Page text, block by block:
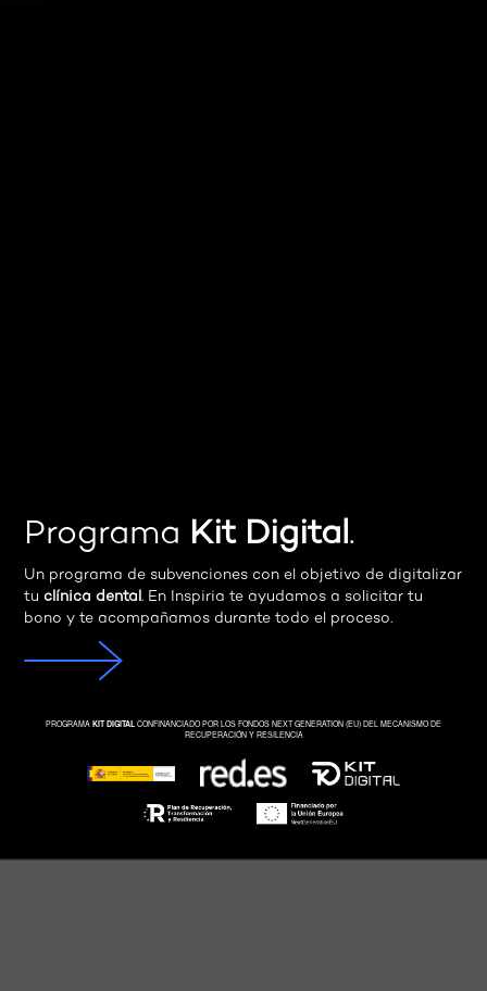
Programa Kit Digital.
Un programa de subvenciones con el objetivo de digitalizar
tuclínica dental. En Inspiria te ayudamos a solicitar tu
bono y te acompañamos durante todo el proceso.
PROGRAMAKIT DIGITAL CONFINANCIADO POR LOS FONDOS NEXT GENERATION (EU) DEL MECANISMO DE
RECUPERACIÓN Y RESILENCIA